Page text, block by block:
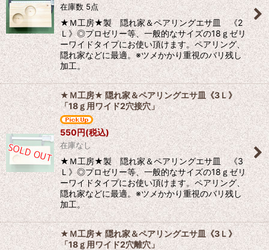
在庫数 5点
★Ｍ工房★製 隠れ家＆ペアリングエサ皿 《2
Ｌ》◎プロゼリー等、一般的なサイズの18ｇゼリ
ーワイドタイプにお使い頂けます。ペアリング、
隠れ家などに最適。※ツメかかり重視のバリ残し
加工。
★Ｍ工房★ 隠れ家＆ペアリングエサ皿《3Ｌ》
「18ｇ用ワイド2穴接穴」
550円(税込)
在庫なし
★Ｍ工房★製 隠れ家＆ペアリングエサ皿 《3
Ｌ》◎プロゼリー等、一般的なサイズの18ｇゼリ
ーワイドタイプにお使い頂けます。ペアリング、
隠れ家などに最適。※ツメかかり重視のバリ残し
加工。
★Ｍ工房★ 隠れ家＆ペアリングエサ皿《3Ｌ》
「18ｇ用ワイド2穴離穴」